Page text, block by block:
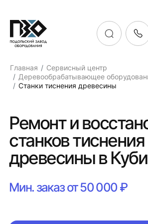
Главная
Сервисный центр
Деревообрабатывающее
Станки тиснения древесины
Ремонт и
станков тиснения
древесины в
Мин. заказ от 50 000 ₽